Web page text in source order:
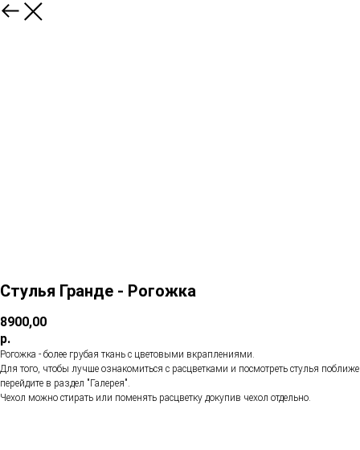
Стулья Гранде - Рогожка
8900,00
р.
Рогожка - более грубая ткань с цветовыми вкраплениями.
Для того, чтобы лучше ознакомиться с расцветками и посмотреть стулья поближе
перейдите в раздел "Галерея".
Чехол можно стирать или поменять расцветку докупив чехол отдельно.